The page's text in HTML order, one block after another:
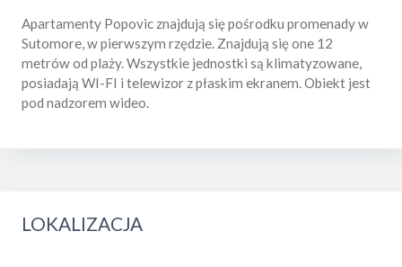
Apartamenty Popovic znajdują się pośrodku promenady w
Sutomore, w pierwszym rzędzie. Znajdują się one 12
metrów od plaży. Wszystkie jednostki są klimatyzowane,
posiadają WI-FI i telewizor z płaskim ekranem. Obiekt jest
pod nadzorem wideo.
LOKALIZACJA